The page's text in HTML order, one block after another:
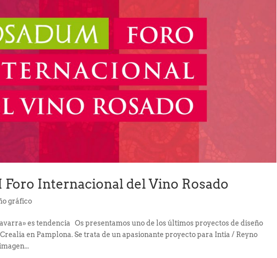
Foro Internacional del Vino Rosado
gráfico
es tendencia Os presentamos uno de los últimos proyectos de diseño
en Pamplona. Se trata de un apasionante proyecto para Intia / Reyno